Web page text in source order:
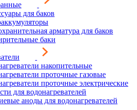
для баков
арматура для баков
баки
накопительные
проточные газовые
проточные электрические
для водонагревателей
аноды для водонагревателей